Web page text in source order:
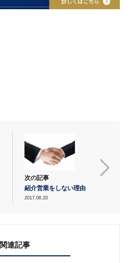
次の記事
紹介営業をしない理由
2017.06.20
関連記事